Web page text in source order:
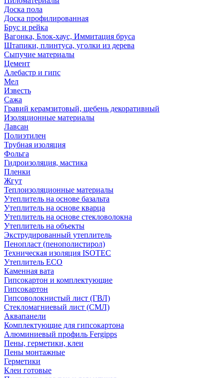
Доска пола
Доска профилированная
Брус и рейка
Вагонка, Блок-хаус, Иммитация бруса
Штапики, плинтуса, уголки из дерева
Сыпучие материалы
Цемент
Алебастр и гипс
Мел
Известь
Сажа
Гравий керамзитовый, щебень декоративный
Изоляционные материалы
Лавсан
Полиэтилен
Трубная изоляция
Фольга
Гидроизоляция, мастика
Пленки
Жгут
Теплоизоляционные материалы
Утеплитель на основе базальта
Утеплитель на основе кварца
Утеплитель на основе стекловолокна
Утеплитель на объекты
Экструдированный утеплитель
Пенопласт (пенополистирол)
Техническая изоляция ISOTEC
Утеплитель ECO
Каменная вата
Гипсокартон и комплектующие
Гипсокартон
Гипсоволокнистый лист (ГВЛ)
Стекломагниевый лист (СМЛ)
Аквапанели
Комплектующие для гипсокартона
Алюминиевый профиль Fergipps
Пены, герметики, клеи
Пены монтажные
Герметики
Клеи готовые